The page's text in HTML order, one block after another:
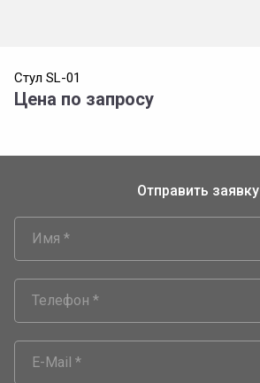
Стул SL-01
Цена по запросу
Отправить заявку